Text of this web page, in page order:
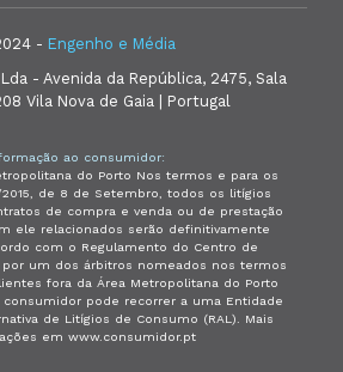
- Engenho e Média
- Avenida da República, 2475, Sala
Vila Nova de Gaia | Portugal
ao consumidor:
do Porto Nos termos e para os
de 8 de Setembro, todos os litígios
de compra e venda ou de prestação
ele relacionados serão definitivamente
com o Regulamento do Centro de
por um dos árbitros nomeados nos termos
fora da Área Metropolitana do Porto
pode recorrer a uma Entidade
de Litígios de Consumo (RAL). Mais
em www.consumidor.pt